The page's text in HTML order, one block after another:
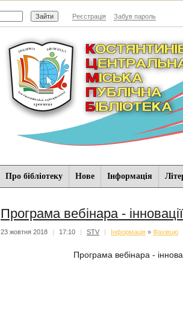
Реєстрація Забув пароль
Про бібліотеку Нове Iнформацiя
Програма вебінара - інновації
23 жовтня 2018 | 17:10 | STV | Iнформацiя » Фахівцю
Програма вебінара -